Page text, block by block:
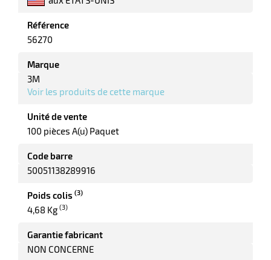
Référence
56270
Marque
3M
Voir les produits de cette marque
Unité de vente
100 pièces A(u) Paquet
Code barre
50051138289916
Poids colis (3)
4,68 Kg (3)
Garantie fabricant
NON CONCERNE